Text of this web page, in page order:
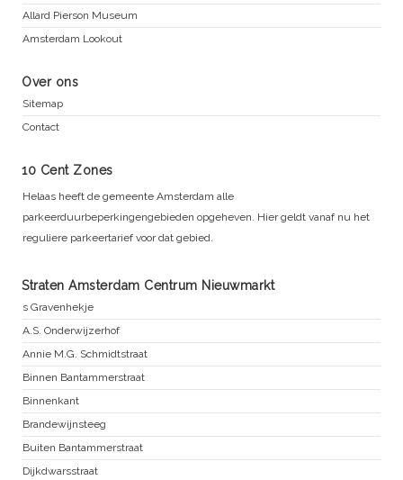
Allard Pierson Museum
Amsterdam Lookout
Over ons
Sitemap
Contact
10 Cent Zones
Helaas heeft de gemeente Amsterdam alle
parkeerduurbeperkingengebieden opgeheven. Hier geldt vanaf nu het
reguliere parkeertarief voor dat gebied.
Straten Amsterdam Centrum Nieuwmarkt
s Gravenhekje
A.S. Onderwijzerhof
Annie M.G. Schmidtstraat
Binnen Bantammerstraat
Binnenkant
Brandewijnsteeg
Buiten Bantammerstraat
Dijkdwarsstraat